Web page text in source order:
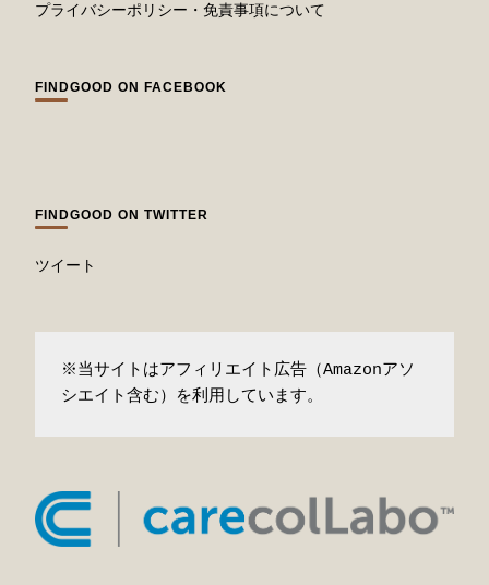
プライバシーポリシー・免責事項について
FINDGOOD ON FACEBOOK
FINDGOOD ON TWITTER
ツイート
※当サイトはアフィリエイト広告（Amazonアソ
シエイト含む）を利用しています。